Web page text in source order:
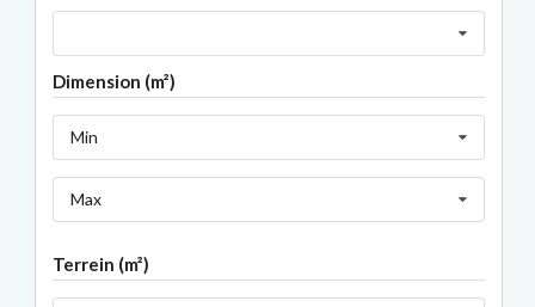
Dimension (m²)
Min
Max
Terrein (m²)